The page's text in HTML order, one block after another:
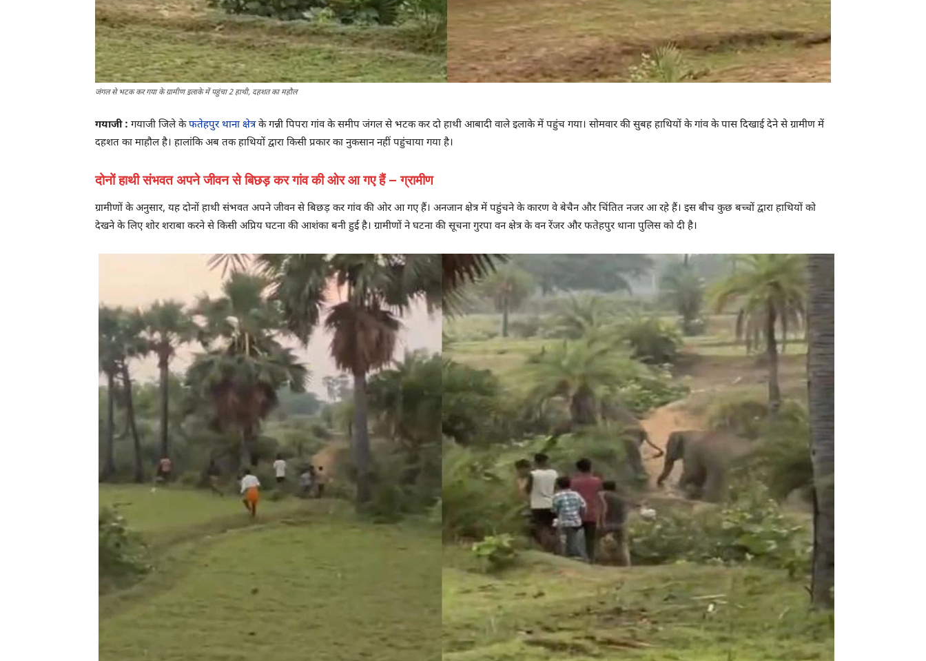
जंगल से भटक कर गया के ग्रामीण इलाके में पहुंचा 2 हाथी, दहशत का महौल
गयाजी : गयाजी जिले केफतेहपुर थाना क्षेत्रके गन्नी पिपरा गांव के समीप जंगल से भटक कर दो हाथी आबादी वाले इलाके में पहुंच गया। सोमवार की सुबह हाथियों के गांव के पास दिखाई देने से ग्रामीण में
दहशत का माहौल है। हालांकि अब तक हाथियों द्वारा किसी प्रकार का नुकसान नहीं पहुंचाया गया है।
दोनों हाथी संभवत अपने जीवन से बिछड़ कर गांव की ओर आ गए हैं – ग्रामीण
ग्रामीणों के अनुसार, यह दोनों हाथी संभवत अपने जीवन से बिछड़ कर गांव की ओर आ गए हैं। अनजान क्षेत्र में पहुंचने के कारण वे बेचैन और चिंतित नजर आ रहे हैं। इस बीच कुछ बच्चों द्वारा हाथियों को
देखने के लिए शोर शराबा करने से किसी अप्रिय घटना की आशंका बनी हुई है। ग्रामीणों ने घटना की सूचना गुरपा वन क्षेत्र के वन रेंजर और फतेहपुर थाना पुलिस को दी है।